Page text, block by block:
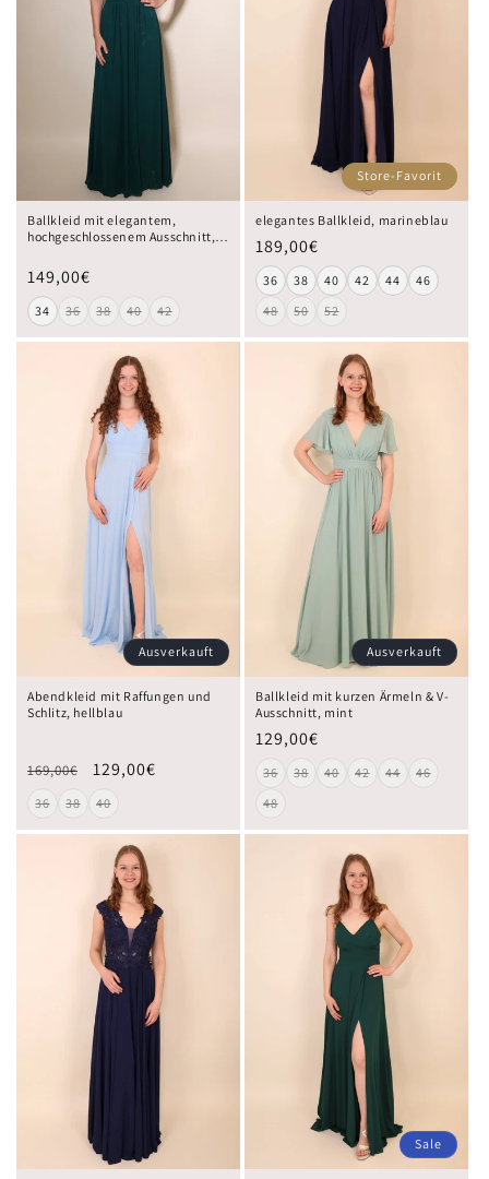
Ballkleid mit elegantem,
hochgeschlossenem Ausschnitt,
149,00€
34 36 38 40 42
Store-Favorit
elegantes Ballkleid, marineblau
189,00€
36 38 40 42 44
46
48
50 52
Ausverkauft
Abendkleid mit Raffungen und
Schlitz, hellblau
169,00€ 129,00€
36 38 40
Ausverkauft
Ballkleid mit kurzen Ärmeln & V-
Ausschnitt, mint
129,00€
36 38 40 42 44
46
48
Sale